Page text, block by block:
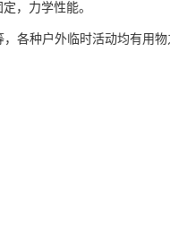
，力学性能。
各种户外临时活动均有用物